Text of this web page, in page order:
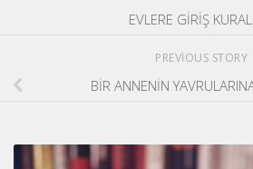
EVLERE GİRİŞ
PREVIOUS STORY
BİR ANNENİN